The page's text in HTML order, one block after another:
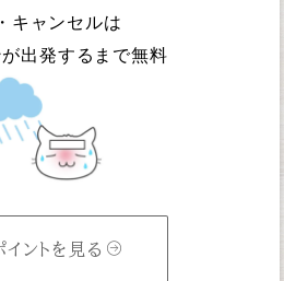
キャンセルは
出発するまで無料
ントを見る